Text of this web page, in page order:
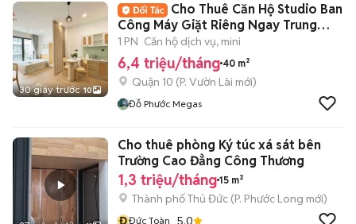
30 giây trước 10
Cho Thuê Căn Hộ Studio Ban
Công Máy Giặt Riêng Ngay Trung
Tâm Quận 10
1 PN Căn hộ dịch vụ, mini
6,4 triệu/tháng 40 m²
Quận 10 (P. Vườn Lài mới)
Đỗ Phước Megas
Cho thuê phòng Ký túc xá sát bên
Trường Cao Đẳng Công Thương
1,3 triệu/tháng 15 m²
Thành phố Thủ Đức (P. Phước Long mới)
ĐĐức Toàn 5.0